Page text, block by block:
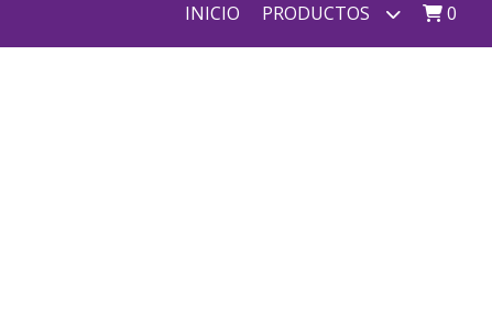
INICIO PRODUCTOS 0